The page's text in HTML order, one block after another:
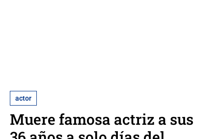
actor
Muere famosa actriz a sus